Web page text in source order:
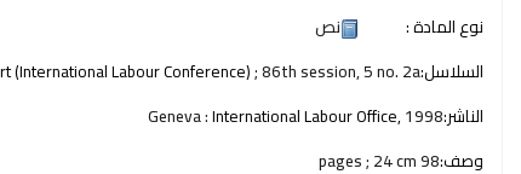
نوع المادة :
نص
السلاسل:
(International Labour Conference); 86th session, 5 no. 2a
الناشر:
Geneva :International Labour Office,1998
وصف:98 pages ; 24 cm